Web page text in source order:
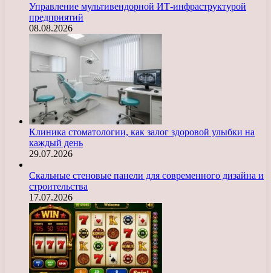
Управление мультивендорной ИТ-инфраструктурой
предприятий
08.08.2026
Клиника стоматологии, как залог здоровой улыбки на
каждый день
29.07.2026
Скальные стеновые панели для современного дизайна и
строительства
17.07.2026